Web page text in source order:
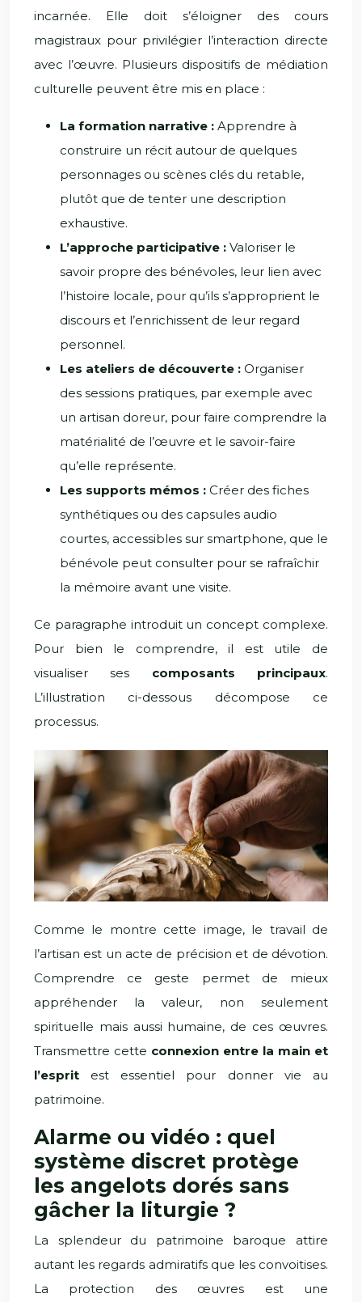
incarnée. Elle doit s’éloigner des cours
magistraux pour privilégier l’interaction directe
avec l’œuvre. Plusieurs dispositifs de médiation
culturelle peuvent être mis en place :
La formation narrative : Apprendre à
construire un récit autour de quelques
personnages ou scènes clés du retable,
plutôt que de tenter une description
exhaustive.
L’approche participative : Valoriser le
savoir propre des bénévoles, leur lien avec
l’histoire locale, pour qu’ils s’approprient le
discours et l’enrichissent de leur regard
personnel.
Les ateliers de découverte : Organiser
des sessions pratiques, par exemple avec
un artisan doreur, pour faire comprendre la
matérialité de l’œuvre et le savoir-faire
qu’elle représente.
Les supports mémos : Créer des fiches
synthétiques ou des capsules audio
courtes, accessibles sur smartphone, que le
bénévole peut consulter pour se rafraîchir
la mémoire avant une visite.
Ce paragraphe introduit un concept complexe.
Pour bien le comprendre, il est utile de
visualiser ses composants principaux.
L’illustration ci-dessous décompose ce
processus.
Comme le montre cette image, le travail de
l’artisan est un acte de précision et de dévotion.
Comprendre ce geste permet de mieux
appréhender la valeur, non seulement
spirituelle mais aussi humaine, de ces œuvres.
Transmettre cette connexion entre la main et
l’esprit est essentiel pour donner vie au
patrimoine.
Alarme ou vidéo : quel
système discret protège
les angelots dorés sans
gâcher la liturgie ?
La splendeur du patrimoine baroque attire
autant les regards admiratifs que les convoitises.
La protection des œuvres est une